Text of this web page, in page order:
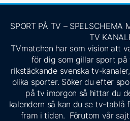
SPORT PÅ TV – SPELSCHEMA
TV
TVmatchen har som vision att
för dig som gillar sport på
rikstäckande svenska tv-
olika sporter. Söker du efter
på tv imorgon så hittar du
kalendern så kan du se tv-tablå
fram i tiden. Förutom vår